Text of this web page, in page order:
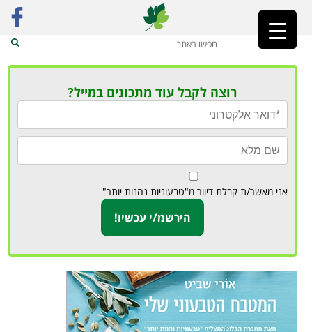
ראשי»סלטים
רוצה לקבל עוד מתכונים במייל?
אני מאשר/ת קבלת דיוור מ"טבעוניות נהנות יותר"